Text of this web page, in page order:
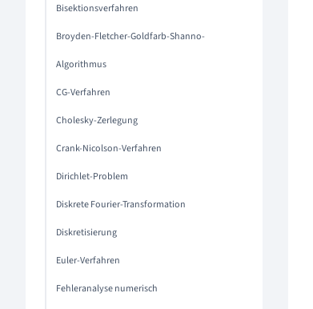
Bisektionsverfahren
Broyden-Fletcher-Goldfarb-Shanno-
Algorithmus
CG-Verfahren
Cholesky-Zerlegung
Crank-Nicolson-Verfahren
Dirichlet-Problem
Diskrete Fourier-Transformation
Diskretisierung
Euler-Verfahren
Fehleranalyse numerisch